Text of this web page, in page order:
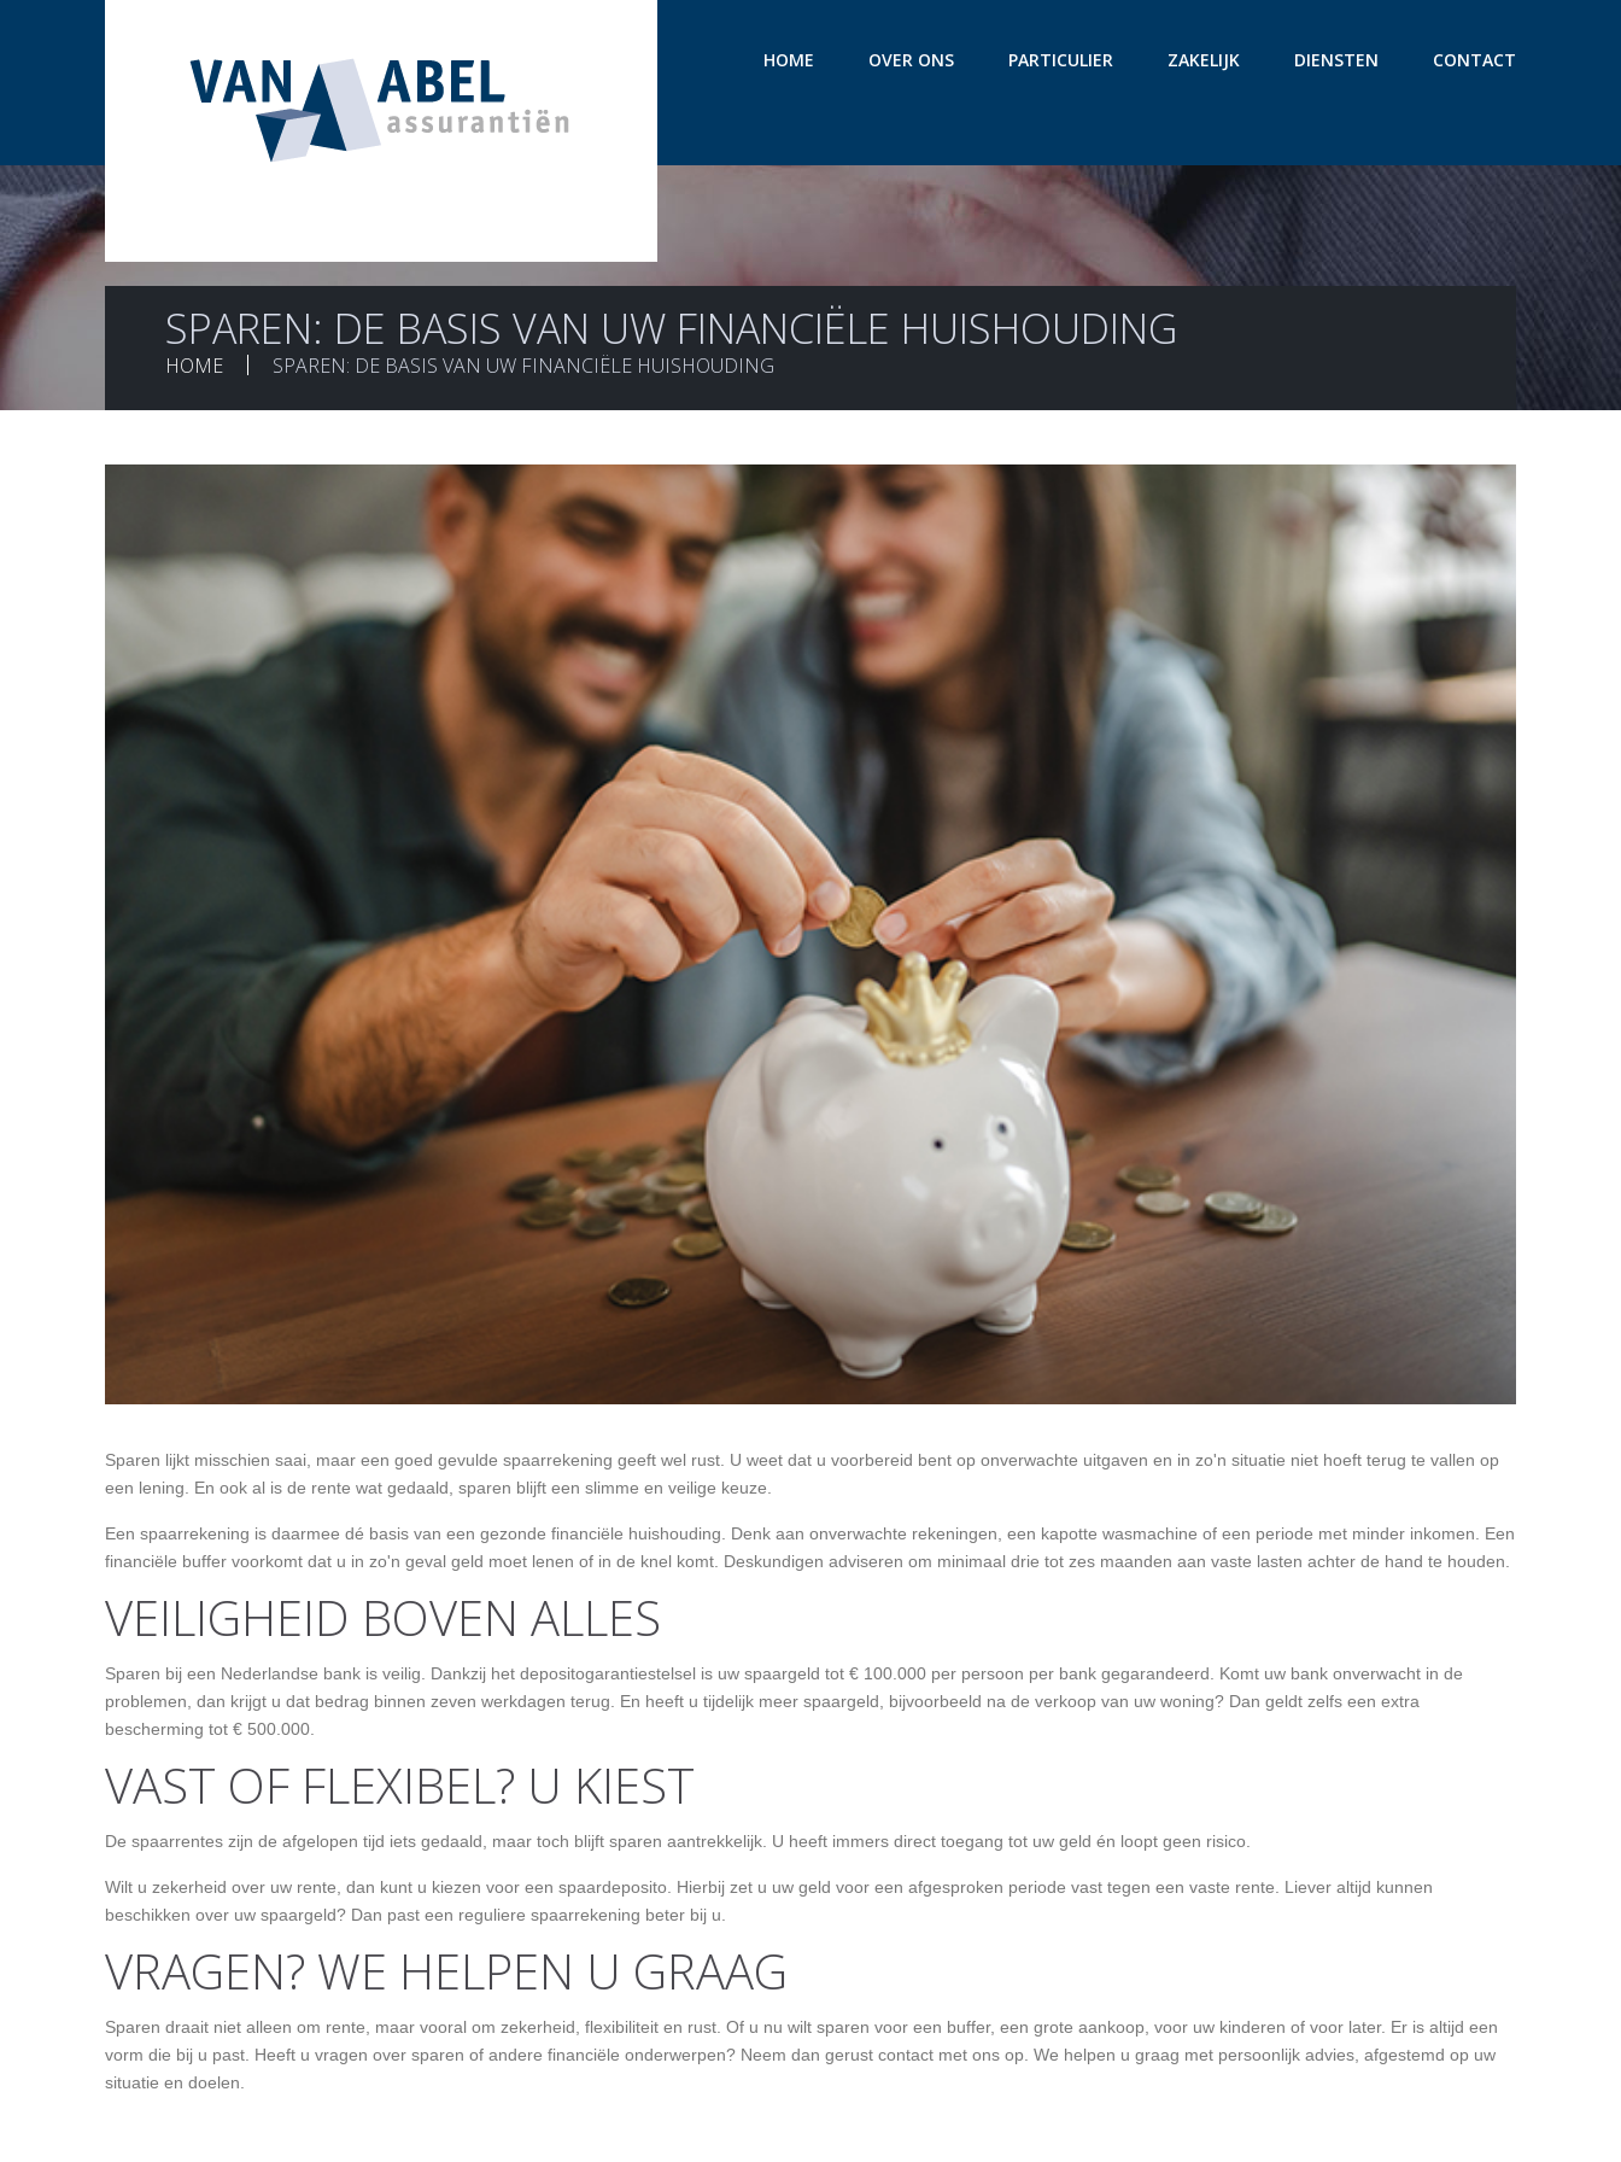
HOME OVER ONS PARTICULIER ZAKELIJK DIENSTEN CONTACT
SPAREN: DE BASIS VAN UW FINANCIËLE HUISHOUDING
HOME SPAREN: DE BASIS VAN UW FINANCIËLE HUISHOUDING
Sparen lijkt misschien saai, maar een goed gevulde spaarrekening geeft wel rust. U weet dat u voorbereid bent op onverwachte uitgaven en in zo'n situatie niet hoeft terug te vallen op
een lening. En ook al is de rente wat gedaald, sparen blijft een slimme en veilige keuze.
Een spaarrekening is daarmee dé basis van een gezonde financiële huishouding. Denk aan onverwachte rekeningen, een kapotte wasmachine of een periode met minder inkomen. Een
financiële buffer voorkomt dat u in zo'n geval geld moet lenen of in de knel komt. Deskundigen adviseren om minimaal drie tot zes maanden aan vaste lasten achter de hand te houden.
VEILIGHEID BOVEN ALLES
Sparen bij een Nederlandse bank is veilig. Dankzij het depositogarantiestelsel is uw spaargeld tot € 100.000 per persoon per bank gegarandeerd. Komt uw bank onverwacht in de
problemen, dan krijgt u dat bedrag binnen zeven werkdagen terug. En heeft u tijdelijk meer spaargeld, bijvoorbeeld na de verkoop van uw woning? Dan geldt zelfs een extra
bescherming tot € 500.000.
VAST OF FLEXIBEL? U KIEST
De spaarrentes zijn de afgelopen tijd iets gedaald, maar toch blijft sparen aantrekkelijk. U heeft immers direct toegang tot uw geld én loopt geen risico.
Wilt u zekerheid over uw rente, dan kunt u kiezen voor een spaardeposito. Hierbij zet u uw geld voor een afgesproken periode vast tegen een vaste rente. Liever altijd kunnen
beschikken over uw spaargeld? Dan past een reguliere spaarrekening beter bij u.
VRAGEN? WE HELPEN U GRAAG
Sparen draait niet alleen om rente, maar vooral om zekerheid, flexibiliteit en rust. Of u nu wilt sparen voor een buffer, een grote aankoop, voor uw kinderen of voor later. Er is altijd een
vorm die bij u past. Heeft u vragen over sparen of andere financiële onderwerpen? Neem dan gerust contact met ons op. We helpen u graag met persoonlijk advies, afgestemd op uw
situatie en doelen.